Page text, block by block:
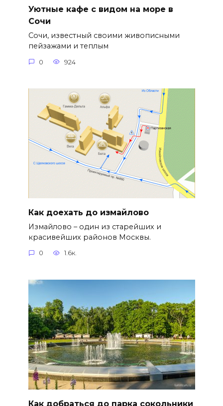
Уютные кафе с видом на море в
Сочи
Сочи, известный своими живописными
пейзажами и теплым
0 924
Как доехать до измайлово
Измайлово – один из старейших и
красивейших районов Москвы.
0 1.6к.
Как добраться до парка сокольники